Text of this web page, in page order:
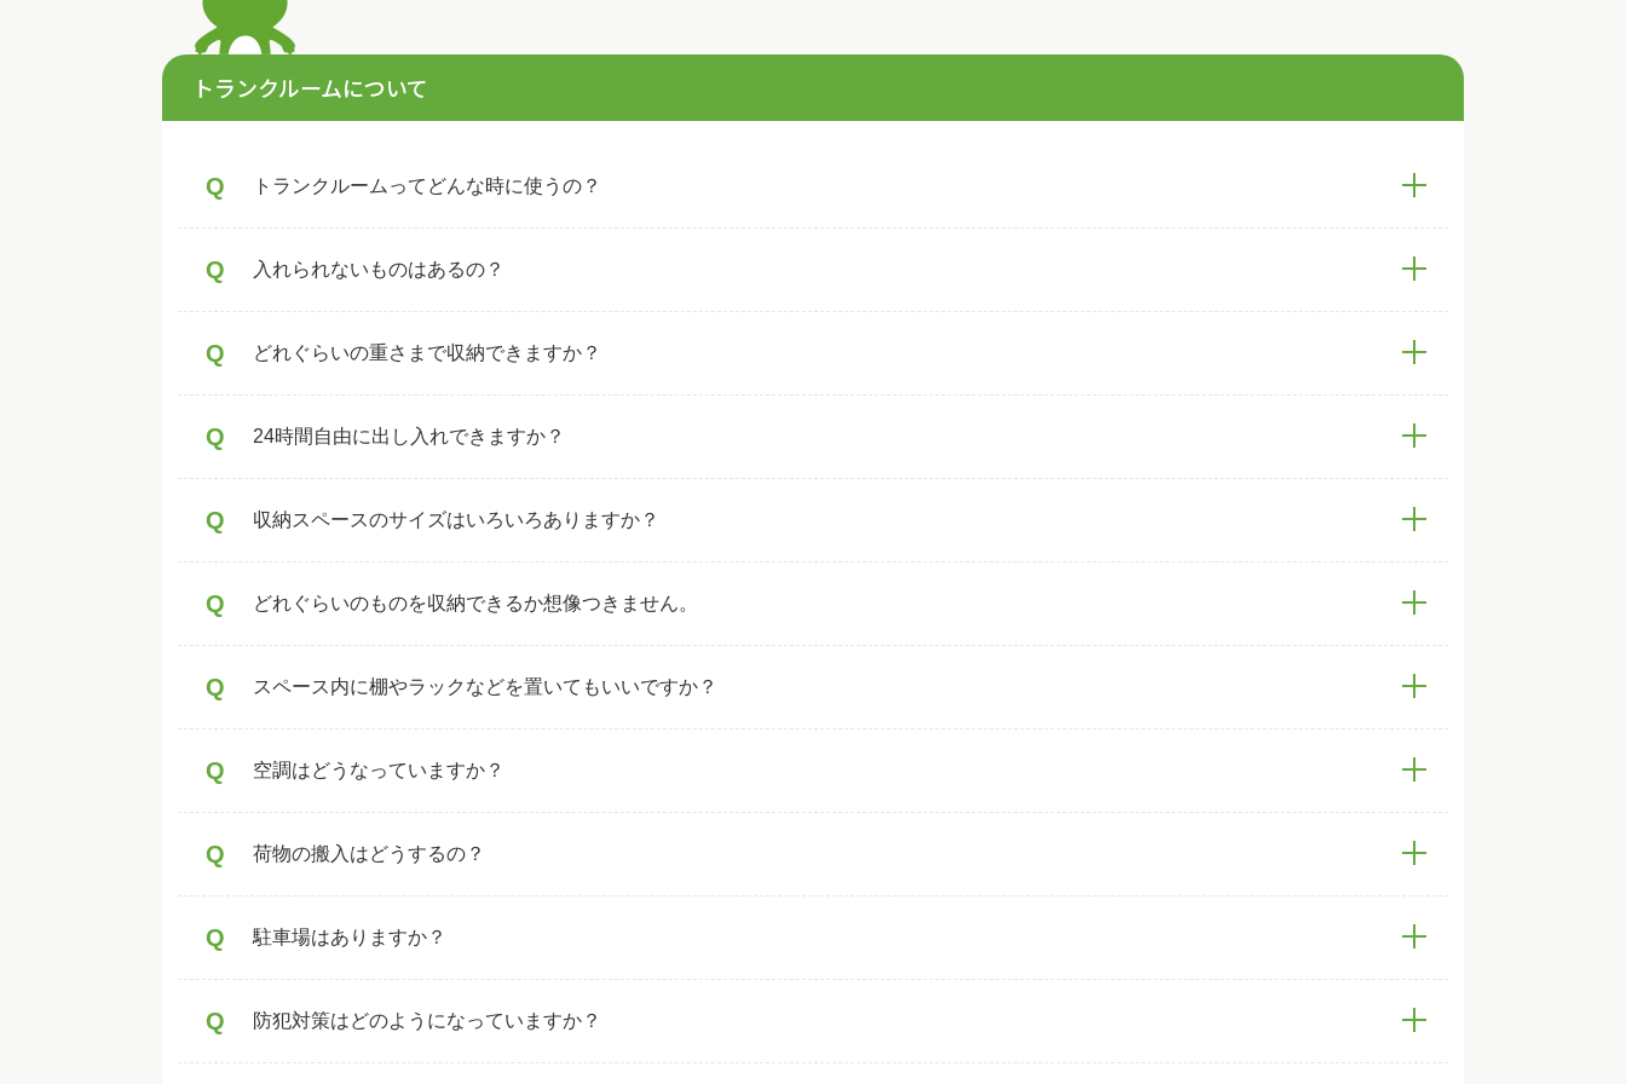
トランクルームについて
Q トランクルームってどんな時に使うの？
Q 入れられないものはあるの？
Q どれぐらいの重さまで収納できますか？
Q 24時間自由に出し入れできますか？
Q 収納スペースのサイズはいろいろありますか？
Q どれぐらいのものを収納できるか想像つきません。
Q スペース内に棚やラックなどを置いてもいいですか？
Q 空調はどうなっていますか？
Q 荷物の搬入はどうするの？
Q 駐車場はありますか？
Q 防犯対策はどのようになっていますか？